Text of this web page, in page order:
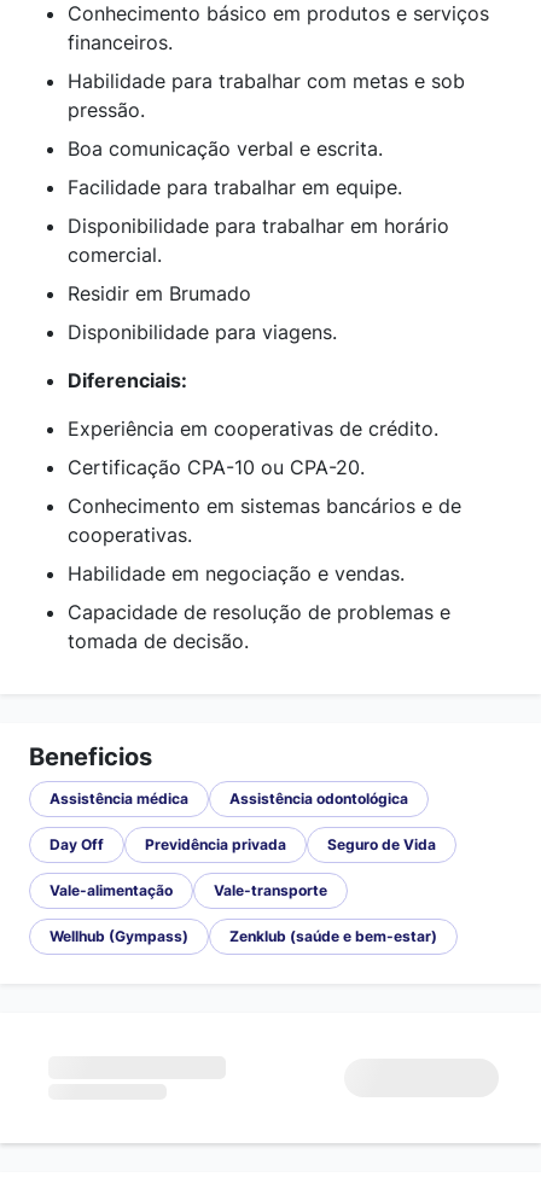
Conhecimento básico em produtos e serviços
financeiros.
Habilidade para trabalhar com metas e sob
pressão.
Boa comunicação verbal e escrita.
Facilidade para trabalhar em equipe.
Disponibilidade para trabalhar em horário
comercial.
Residir em Brumado
Disponibilidade para viagens.
Diferenciais:
Experiência em cooperativas de crédito.
Certificação CPA-10 ou CPA-20.
Conhecimento em sistemas bancários e de
cooperativas.
Habilidade em negociação e vendas.
Capacidade de resolução de problemas e
tomada de decisão.
Beneficios
Assistência médica Assistência odontológica
Day Off Previdência privada Seguro de Vida
Vale-alimentação Vale-transporte
Wellhub (Gympass) Zenklub (saúde e bem-estar)